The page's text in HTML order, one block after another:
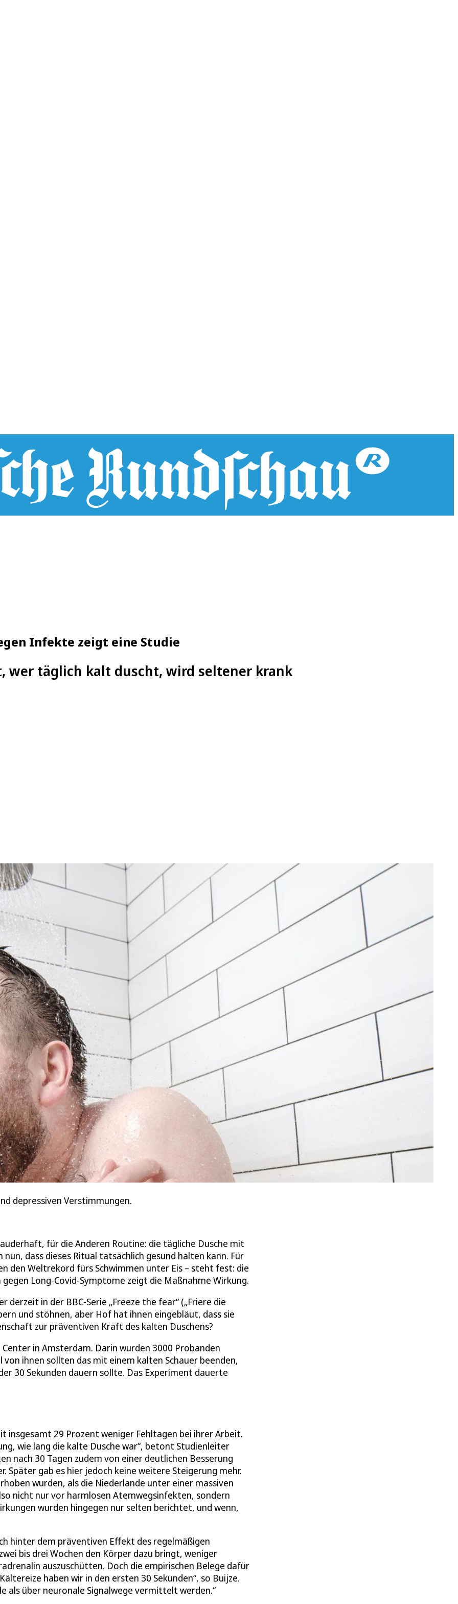
Infekte zeigt eine Studie
wer täglich kalt duscht, wird seltener krank
depressiven Verstimmungen.
für die Anderen Routine: die tägliche Dusche mit
dass dieses Ritual tatsächlich gesund halten kann. Für
den Weltrekord fürs Schwimmen unter Eis – steht fest: die
Long-Covid-Symptome zeigt die Maßnahme Wirkung.
in der BBC-Serie „Freeze the fear“ („Friere die
und stöhnen, aber Hof hat ihnen eingebläut, dass sie
zur präventiven Kraft des kalten Duschens?
in Amsterdam. Darin wurden 3000 Probanden
ihnen sollten das mit einem kalten Schauer beenden,
30 Sekunden dauern sollte. Das Experiment dauerte
insgesamt 29 Prozent weniger Fehltagen bei ihrer Arbeit.
wie lang die kalte Dusche war“, betont Studienleiter
nach 30 Tagen zudem von einer deutlichen Besserung
gab es hier jedoch keine weitere Steigerung mehr.
wurden, als die Niederlande unter einer massiven
nicht nur vor harmlosen Atemwegsinfekten, sondern
wurden hingegen nur selten berichtet, und wenn,
hinter dem präventiven Effekt des regelmäßigen
bis drei Wochen den Körper dazu bringt, weniger
auszuschütten. Doch die empirischen Belege dafür
haben wir in den ersten 30 Sekunden“, so Buijze.
als über neuronale Signalwege vermittelt werden.“